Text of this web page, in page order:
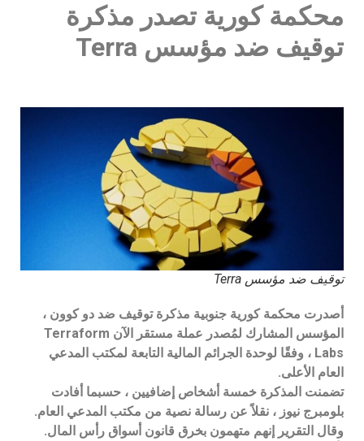
محكمة كورية تصدر مذكرة
توقيف ضد مؤسس Terra
توقيف ضد مؤسس Terra
أصدرت محكمة كورية جنوبية مذكرة توقيف ضد دو كوون ،
المؤسس المشارك لمُصدر عملة مستقر الآن Terraform
Labs ، وفقًا لوحدة الجرائم المالية التابعة لمكتب المدعي
العام الأعلى.
تضمنت المذكرة خمسة أشخاص إضافيين ، حسبما أفادت
بلومبرج نيوز ، نقلاً عن رسالة نصية من مكتب المدعي العام.
وقال التقرير إنهم متهمون بخرق قانون أسواق رأس المال.